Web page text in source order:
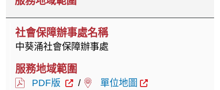
中葵涌社會保障辦事處
PDF版 / 單位地圖